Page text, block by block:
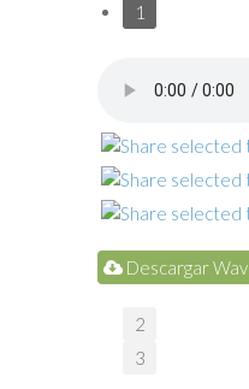
Descargar Wav
1
2
3